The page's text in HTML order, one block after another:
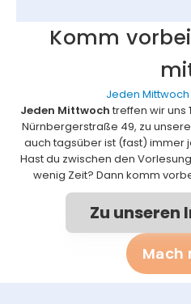
Komm
Jeden Mittwoch
Jeden Mittwoch treffen wir uns
Nürnbergerstraße 49, zu
auch tagsüber ist (fast) immer
Hast du zwischen den
wenig Zeit? Dann komm
Mach
Zu unseren